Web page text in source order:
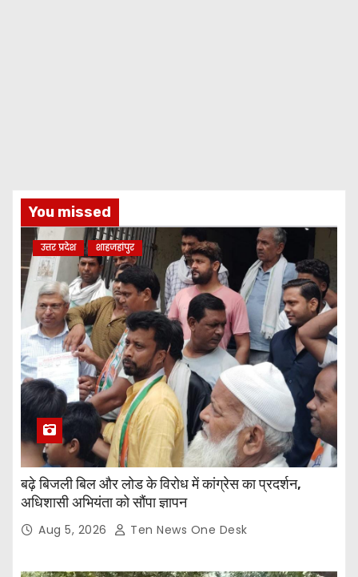
You missed
उत्तर प्रदेश शाहजहांपुर
बढ़े बिजली बिल और लोड के विरोध में कांग्रेस का प्रदर्शन,
अधिशासी अभियंता को सौंपा ज्ञापन
Aug 5, 2026 Ten News One Desk